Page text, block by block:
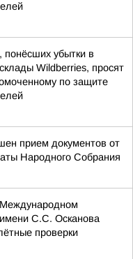
убытки в
Wildberries, просят
по защите
прием документов от
Народного Собрания
С.С. Осканова
проверки